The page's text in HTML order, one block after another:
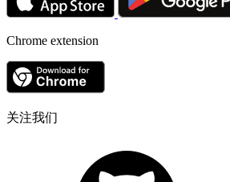
Chrome extension
关注我们